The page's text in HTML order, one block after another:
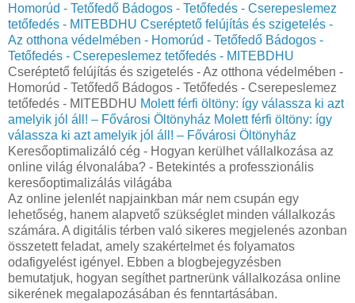
Homorúd - Tetőfedő Bádogos - Tetőfedés - Cserepeslemez
tetőfedés - MITEBDHU Cseréptető felújítás és szigetelés -
Az otthona védelmében - Homorúd - Tetőfedő Bádogos -
Tetőfedés - Cserepeslemez tetőfedés - MITEBDHU
Cseréptető felújítás és szigetelés - Az otthona védelmében -
Homorúd - Tetőfedő Bádogos - Tetőfedés - Cserepeslemez
tetőfedés - MITEBDHU Molett férfi öltöny: így válassza ki azt
amelyik jól áll! – Fővárosi Öltönyház Molett férfi öltöny: így
válassza ki azt amelyik jól áll! – Fővárosi Öltönyház
Keresőoptimalizáló cég - Hogyan kerülhet vállalkozása az
online világ élvonalába? - Betekintés a professzionális
keresőoptimalizálás világába
Az online jelenlét napjainkban már nem csupán egy
lehetőség, hanem alapvető szükséglet minden vállalkozás
számára. A digitális térben való sikeres megjelenés azonban
összetett feladat, amely szakértelmet és folyamatos
odafigyelést igényel. Ebben a blogbejegyzésben
bemutatjuk, hogyan segíthet partnerünk vállalkozása online
sikerének megalapozásában és fenntartásában.